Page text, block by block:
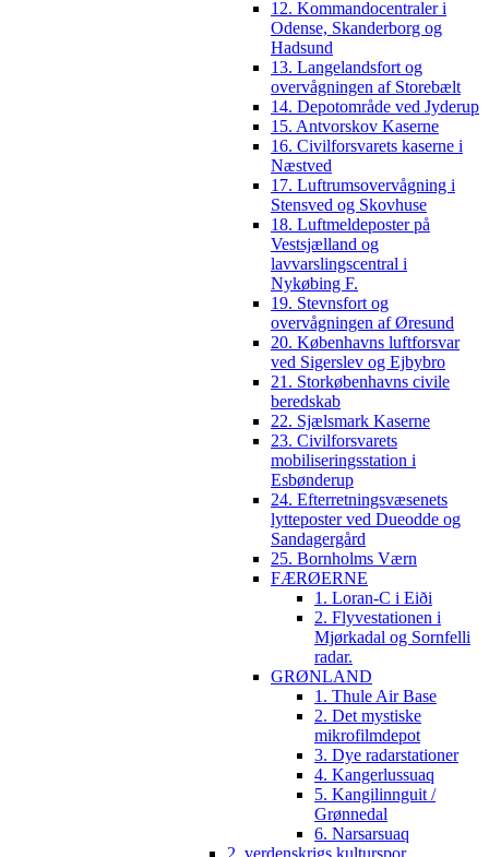
12. Kommandocentraler i
Odense, Skanderborg og
Hadsund
13. Langelandsfort og
overvågningen af Storebælt
14. Depotområde ved Jyderup
15. Antvorskov Kaserne
16. Civilforsvarets kaserne i
Næstved
17. Luftrumsovervågning i
Stensved og Skovhuse
18. Luftmeldeposter på
Vestsjælland og
lavvarslingscentral i
Nykøbing F.
19. Stevnsfort og
overvågningen af Øresund
20. Københavns luftforsvar
ved Sigerslev og Ejbybro
21. Storkøbenhavns civile
beredskab
22. Sjælsmark Kaserne
23. Civilforsvarets
mobiliseringsstation i
Esbønderup
24. Efterretningsvæsenets
lytteposter ved Dueodde og
Sandagergård
25. Bornholms Værn
FÆRØERNE
1. Loran-C i Eiði
2. Flyvestationen i
Mjørkadal og Sornfelli
radar.
GRØNLAND
1. Thule Air Base
2. Det mystiske
mikrofilmdepot
3. Dye radarstationer
4. Kangerlussuaq
5. Kangilinnguit /
Grønnedal
6. Narsarsuaq
2. verdenskrigs kulturspor